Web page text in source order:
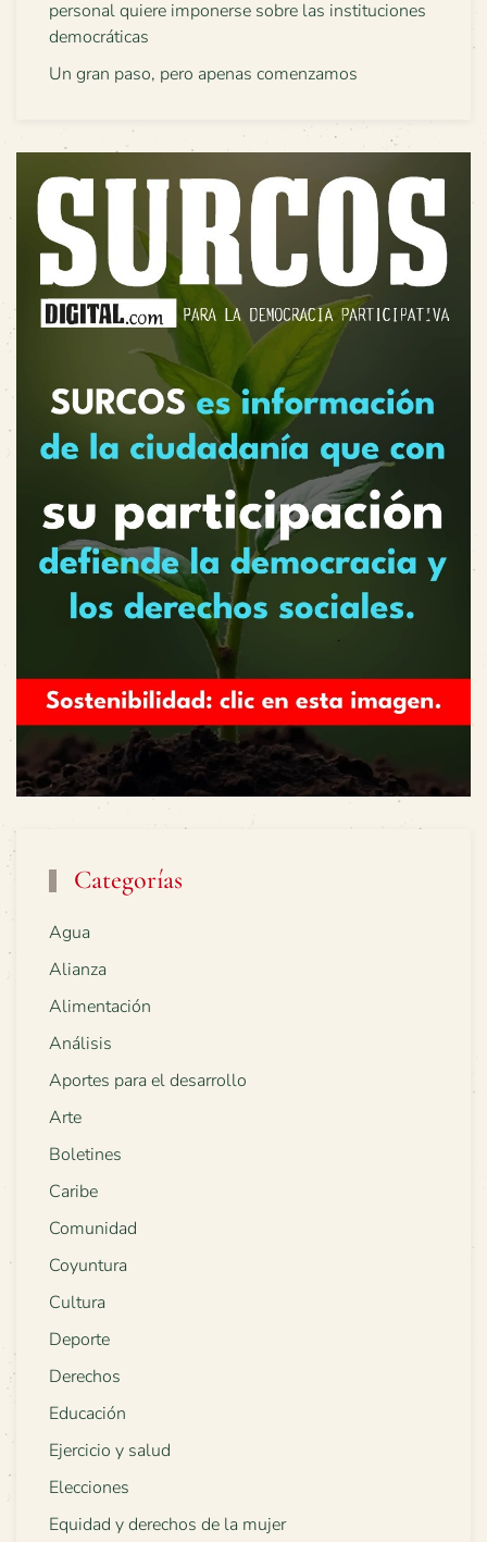
personal quiere imponerse sobre las instituciones
democráticas
Un gran paso, pero apenas comenzamos
Categorías
Agua
Alianza
Alimentación
Análisis
Aportes para el desarrollo
Arte
Boletines
Caribe
Comunidad
Coyuntura
Cultura
Deporte
Derechos
Educación
Ejercicio y salud
Elecciones
Equidad y derechos de la mujer